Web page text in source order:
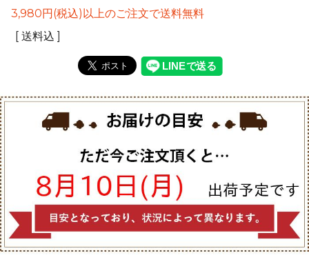
3,980円(税込)以上のご注文で送料無料
送料込